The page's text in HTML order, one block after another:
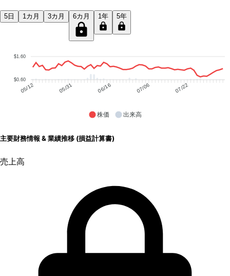
5日 1カ月 3カ月 6カ月 1年 5年
$1.60
$0.60
05/12 05/31 06/16 07/06 07/22
株価 出来高
主要財務情報 & 業績推移 (損益計算書)
売上高